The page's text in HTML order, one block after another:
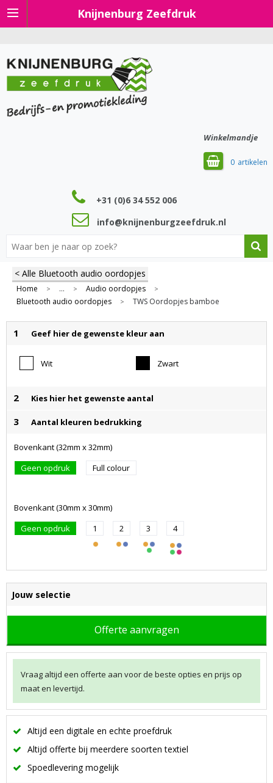
Knijnenburg Zeefdruk
Winkelmandje
0
+31 (0)6 34 552 006
info@knijnenburgzeefdruk.nl
< Alle Bluetooth audio oordopjes
Home > ... > Audio oordopjes >
Bluetooth audio oordopjes > TWS Oordopjes bamboe
1 Geef hier de gewenste kleur aan
Wit Zwart
2 Kies hier het gewenste aantal
3 Aantal kleuren bedrukking
Bovenkant (32mm x 32mm)
Geen opdruk
Full colour
Bovenkant (30mm x 30mm)
Geen opdruk
1 2 3 4
Jouw selectie
Offerte aanvragen
Vraag altijd een offerte aan voor de beste opties en prijs op
maat en levertijd.
Altijd een digitale en echte proefdruk
Altijd offerte bij meerdere soorten textiel
Spoedlevering mogelijk